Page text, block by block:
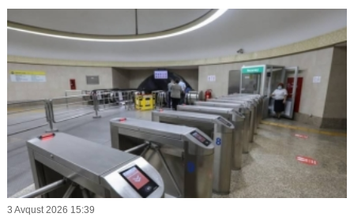
3 Avqust 2026 15:39